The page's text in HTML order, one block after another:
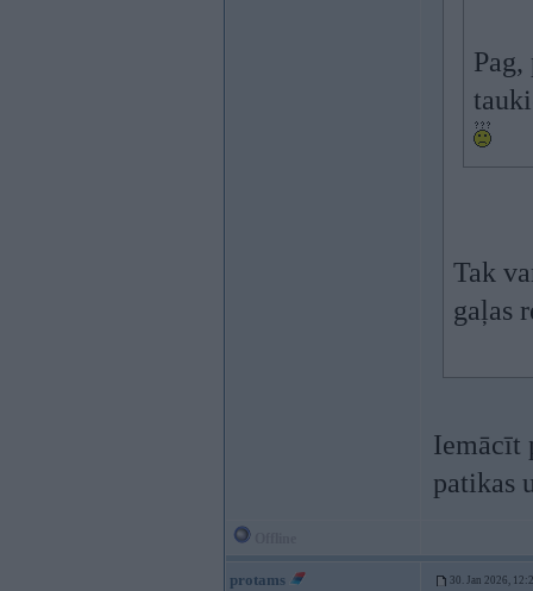
Tak
gaļas
Iemācīt
patikas
protams 30. Jan 2026,